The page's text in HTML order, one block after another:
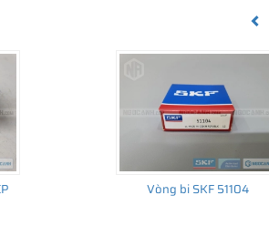
Vòng bi SKF 51104